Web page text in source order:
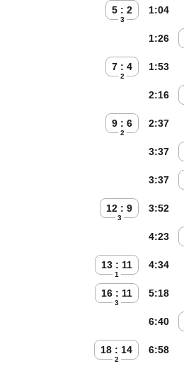
5 : 2
3
1:04
1:26
7 : 4
2
1:53
2:16
9 : 6
2
2:37
3:37
3:37
12 : 9
3
3:52
4:23
13 : 11
1
4:34
16 : 11
3
5:18
6:40
18 : 14
2
6:58